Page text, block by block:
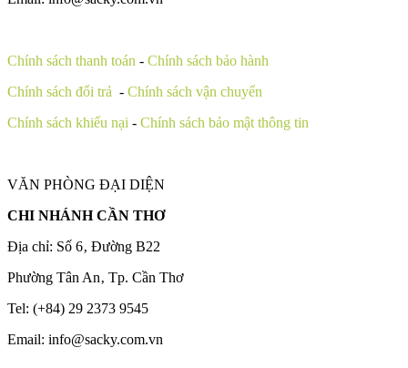
Chính sách thanh toán - Chính sách bảo hành
Chính sách đổi trả - Chính sách vận chuyển
Chính sách khiếu nại - Chính sách bảo mật thông tin
VĂN PHÒNG ĐẠI DIỆN
CHI NHÁNH CẦN THƠ
Địa chỉ: Số 6‚ Đường B22
Phường Tân An‚ Tp. Cần Thơ
Tel: (+84) 29 2373 9545
Email: info@sacky.com.vn